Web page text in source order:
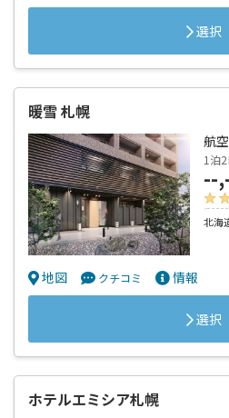
選択
暖雪 札幌
航
1泊
--
北海
地図 クチコミ 情報
選択
ホテルエミシア札幌